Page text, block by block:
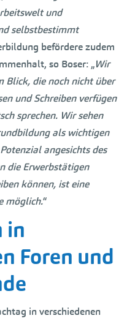
und
selbstbestimmt
befördere zudem
so Boser: „Wir
Blick, die noch nicht über
und Schreiben verfügen
sprechen. Wir sehen
als wichtigen
angesichts des
die Erwerbstätigen
können, ist eine
möglich.“
in
Foren und
in verschiedenen